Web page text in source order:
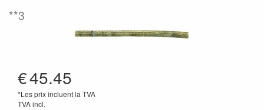
**3
€45.45
*Les prix incluent la TVA
TVA incl.